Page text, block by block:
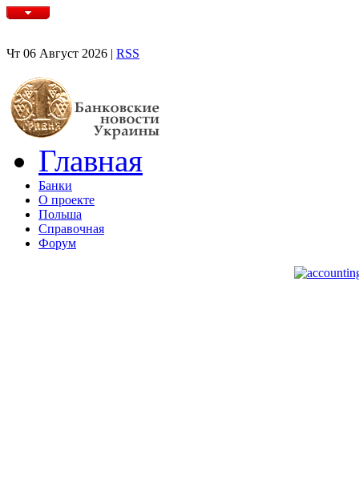
Чт 06 Август 2026 | RSS
Главная
Банки
О проекте
Польша
Справочная
Форум